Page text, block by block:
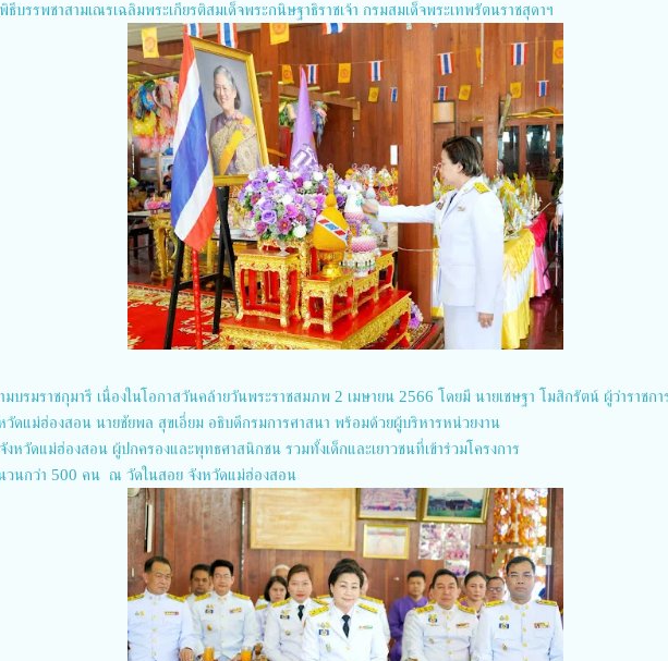
ธีบรรพชาสามเณรเฉลิมพระเกียรติสมเด็จพระกนิษฐาธิราชเจ้า กรมสมเด็จพระเทพรัตนราชสุดาฯ
มบรมราชกุมารี เนื่องในโอกาสวันคล้ายวันพระราชสมภพ 2 เมษายน 2566 โดยมี นายเชษฐา โมสิกรัตน์ ผู้ว่าราชกา
วัดแม่ฮ่องสอน นายชัยพล สุขเอี่ยม อธิบดีกรมการศาสนา พร้อมด้วยผู้บริหารหน่วยงาน
งหวัดแม่ฮ่องสอน ผู้ปกครองและพุทธศาสนิกชน รวมทั้งเด็กและเยาวชนที่เข้าร่วมโครงการ
วนกว่า 500 คน ณ วัดในสอย จังหวัดแม่ฮ่องสอน